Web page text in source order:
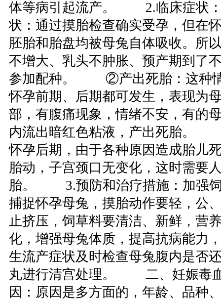
体等病引起流产。 2.临床症
状：通过摸胎检查确实受孕，但在
胚胎和胎盘均被母兔自体吸收。所
不增大、乳头不肿胀、预产期到了
参加配种。 ②产出死胎：这种情
怀孕前期、后期都可发生，表现为
部，有腹痛现象，情绪不安，有的
内流出暗红色粘液，产出死胎
怀孕后期，由于各种原因造成胎儿
胎动，子宫颈口无变化，这时需要
胎。 3.预防和治疗措施：加强饲
捕捉怀孕母兔，摸胎动作要轻，公
止挤压，饲草料要清洁、新鲜，营
化，增强母兔体质，提高抗病能力
生流产症状及时检查母兔腹内是否
丸进行清宫处理。 二、妊娠
因：原因是多方面的，年龄、品种